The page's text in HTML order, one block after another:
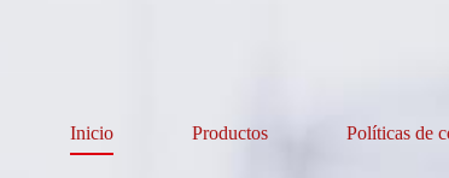
Inicio Productos Políticas de